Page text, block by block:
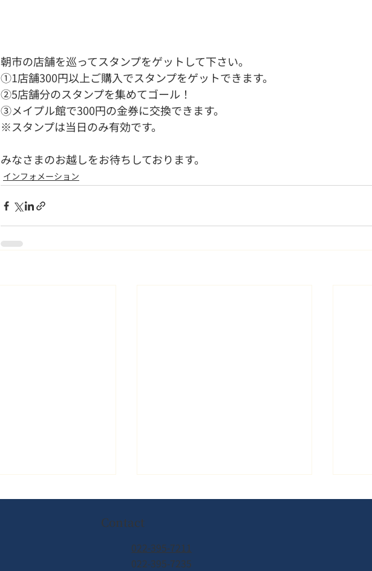
朝市の店舗を巡ってスタンプをゲットして下さい。
①1店舗300円以上ご購入でスタンプをゲットできます。
➁5店舗分のスタンプを集めてゴール！
③メイプル館で300円の金券に交換できます。
※スタンプは当日のみ有効です。
みなさまのお越しをお待ちしております。
インフォメーション
Contact
022-395-7211
022-395-7235